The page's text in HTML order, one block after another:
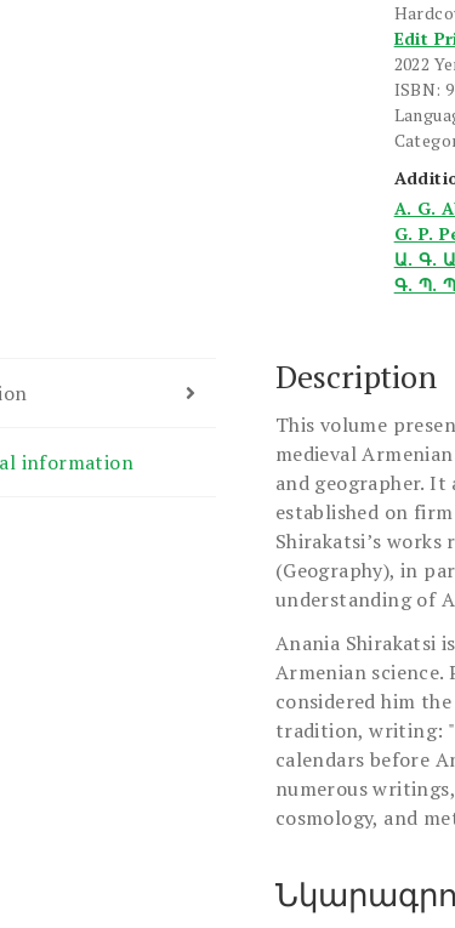
Edit
2022
ISBN:
A. G.
G. P.
Ա. Գ.
Գ. Պ.
information
Description
This volume
medieval
and geographer.
established on
Shirakatsi’s
(Geography), in
understanding of
Anania Shirakatsi
Armenian
considered him
tradition, writing:
calendars before
numerous
cosmology, and